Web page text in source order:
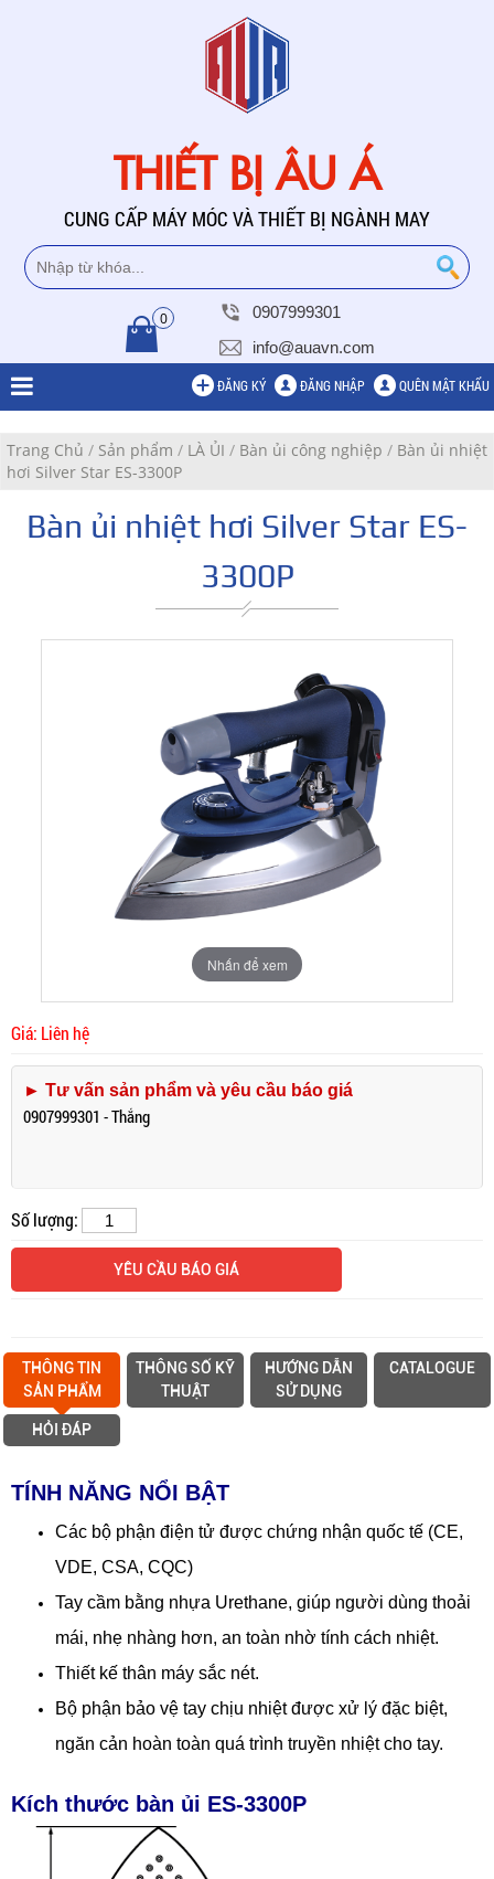
THIẾT BỊ ÂU Á
CUNG CẤP MÁY MÓC VÀ THIẾT BỊ NGÀNH MAY
0
0907999301
info@auavn.com
ĐĂNG KÝ ĐĂNG NHẬP QUÊN MẬT KHẨU
Trang Chủ / Sản phẩm / LÀ ỦI / Bàn ủi công nghiệp / Bàn ủi nhiệt
hơi Silver Star ES-3300P
Bàn ủi nhiệt hơi Silver Star ES-
3300P
Nhấn để xem
Giá: Liên hệ
► Tư vấn sản phẩm và yêu cầu báo giá
0907999301 - Thắng
Số lượng:
YÊU CẦU BÁO GIÁ
THÔNG TIN
SẢN PHẨM
THÔNG SỐ KỸ
THUẬT
HƯỚNG DẪN
SỬ DỤNG
CATALOGUE
HỎI ĐÁP
TÍNH NĂNG NỔI BẬT
Các bộ phận điện tử được chứng nhận quốc tế (CE,
VDE, CSA, CQC)
Tay cầm bằng nhựa Urethane, giúp người dùng thoải
mái, nhẹ nhàng hơn, an toàn nhờ tính cách nhiệt.
Thiết kế thân máy sắc nét.
Bộ phận bảo vệ tay chịu nhiệt được xử lý đặc biệt,
ngăn cản hoàn toàn quá trình truyền nhiệt cho tay.
Kích thước bàn ủi ES-3300P